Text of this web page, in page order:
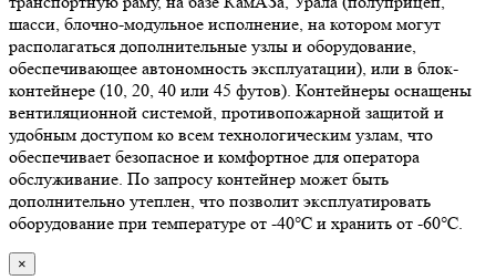
шасси, блочно-модульное исполнение, на котором могут
располагаться дополнительные узлы и оборудование,
обеспечивающее автономность эксплуатации), или в блок-
контейнере (10, 20, 40 или 45 футов). Контейнеры оснащены
вентиляционной системой, противопожарной защитой и
удобным доступом ко всем технологическим узлам, что
обеспечивает безопасное и комфортное для оператора
обслуживание. По запросу контейнер может быть
дополнительно утеплен, что позволит эксплуатировать
оборудование при температуре от -40℃ и хранить от -60℃.
×